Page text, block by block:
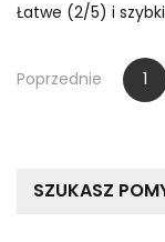
Łatwe (2/5) i
Poprzednie 1
SZUKASZ